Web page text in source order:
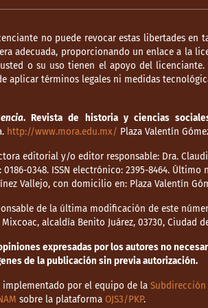
no puede revocar estas libertades
adecuada, proporcionando un enlace a la
o su uso tienen el apoyo del licenciante.
aplicar términos legales ni medidas
. Revista de historia y ciencias
http://www.mora.edu.mx/ Plaza Valentín
editorial y/o editor responsable: Dra.
0186-0348. ISSN electrónico: 2395-8464.
Vallejo, con domicilio en: Plaza Valentín
de la última modificación de este
Mixcoac, alcaldía Benito Juárez, 03730, Ciudad
expresadas por los autores no
de la publicación sin previa autorización.
implementado por el equipo de la Subdirección
sobre la plataforma OJS3/PKP.